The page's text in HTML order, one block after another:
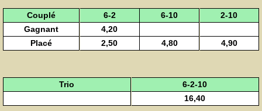
Couplé 6-2 6-10
2-10
Gagnant
4,20
Placé
2,50 4,80 4,90
Trio
6-2-10
16,40